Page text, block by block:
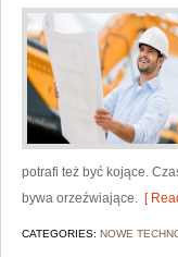
potrafi też być kojące.
bywa orzeźwiające. [
CATEGORIES: NOWE